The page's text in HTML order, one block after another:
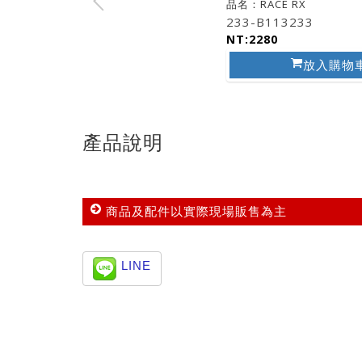
品名：RACE RX
233-B113233
NT:2280
放入購物
產品說明
商品及配件以實際現場販售為主
LINE